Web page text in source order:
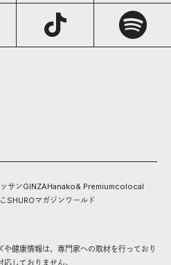
サンGINZAHanako& Premiumcolocal
SHUROマガジンワールド
健康情報は、専門家への取材を行っており
しておりません。